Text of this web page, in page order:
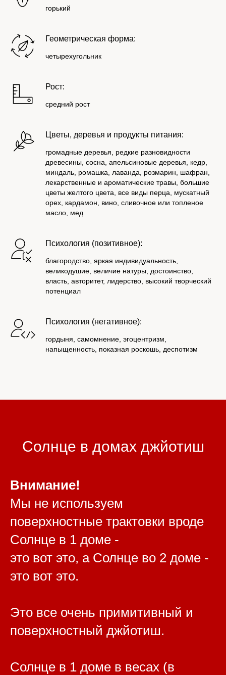
горький
Геометрическая форма:
четырехугольник
Рост:
средний рост
Цветы, деревья и продукты питания:
громадные деревья, редкие разновидности
древесины, сосна, апельсиновые деревья, кедр,
миндаль, ромашка, лаванда, розмарин, шафран,
лекарственные и ароматические травы, большие
цветы желтого цвета, все виды перца, мускатный
орех, кардамон, вино, сливочное или топленое
масло, мед
Психология (позитивное):
благородство, яркая индивидуальность,
великодушие, величие натуры, достоинство,
власть, авторитет, лидерство, высокий творческий
потенциал
Психология (негативное):
гордыня, самомнение, эгоцентризм,
напыщенность, показная роскошь, деспотизм
Солнце в домах джйотиш
Внимание!
Мы не используем
поверхностные трактовки вроде
Солнце в 1 доме -
это вот это, а Солнце во 2 доме -
это вот это.
Это все очень примитивный и
поверхностный джйотиш.
Солнце в 1 доме в весах (в